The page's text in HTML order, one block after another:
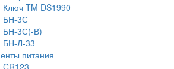
Ключ TM DS1990
БН-3С
БН-3С(-В)
БН-Л-33
питания